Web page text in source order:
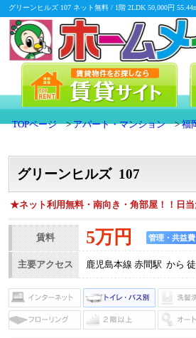
グリーンヒルズ 107 ネット無料 / 1階 2LDK 50,000円
TOPページ アパート・マンション 福
グリーンヒルズ 107
★ネット利用無料・南向き・角部屋！！日
賃料 5万円 管理・共益費
主要アクセス 鹿児島本線 赤間駅 から